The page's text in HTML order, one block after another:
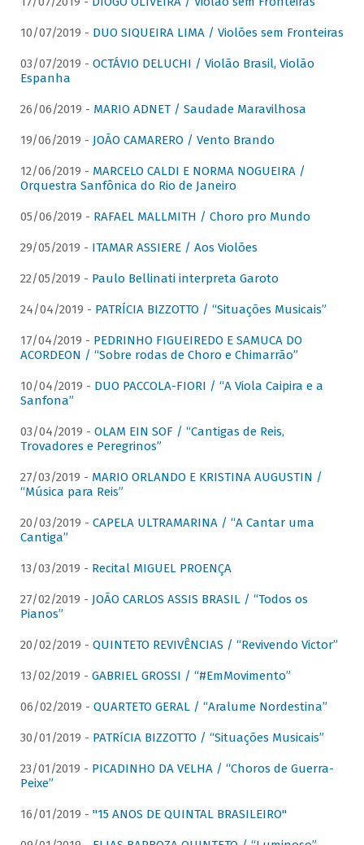
10/07/2019 - DUO SIQUEIRA LIMA / Violões sem Fronteiras
03/07/2019 - OCTÁVIO DELUCHI / Violão Brasil, Violão
Espanha
26/06/2019 - MARIO ADNET / Saudade Maravilhosa
19/06/2019 - JOÃO CAMARERO / Vento Brando
12/06/2019 - MARCELO CALDI E NORMA NOGUEIRA /
Orquestra Sanfônica do Rio de Janeiro
05/06/2019 - RAFAEL MALLMITH / Choro pro Mundo
29/05/2019 - ITAMAR ASSIERE / Aos Violões
22/05/2019 - Paulo Bellinati interpreta Garoto
24/04/2019 - PATRÍCIA BIZZOTTO / “Situações Musicais”
17/04/2019 - PEDRINHO FIGUEIREDO E SAMUCA DO
ACORDEON / “Sobre rodas de Choro e Chimarrão”
10/04/2019 - DUO PACCOLA-FIORI / “A Viola Caipira e a
Sanfona”
03/04/2019 - OLAM EIN SOF / “Cantigas de Reis,
Trovadores e Peregrinos”
27/03/2019 - MARIO ORLANDO E KRISTINA AUGUSTIN /
“Música para Reis”
20/03/2019 - CAPELA ULTRAMARINA / “A Cantar uma
Cantiga”
13/03/2019 - Recital MIGUEL PROENÇA
27/02/2019 - JOÃO CARLOS ASSIS BRASIL / “Todos os
Pianos”
20/02/2019 - QUINTETO REVIVÊNCIAS / “Revivendo Victor”
13/02/2019 - GABRIEL GROSSI / “#EmMovimento”
06/02/2019 - QUARTETO GERAL / “Aralume Nordestina”
30/01/2019 - PATRíCIA BIZZOTTO / “Situações Musicais”
23/01/2019 - PICADINHO DA VELHA / “Choros de Guerra-
Peixe”
16/01/2019 - "15 ANOS DE QUINTAL BRASILEIRO"